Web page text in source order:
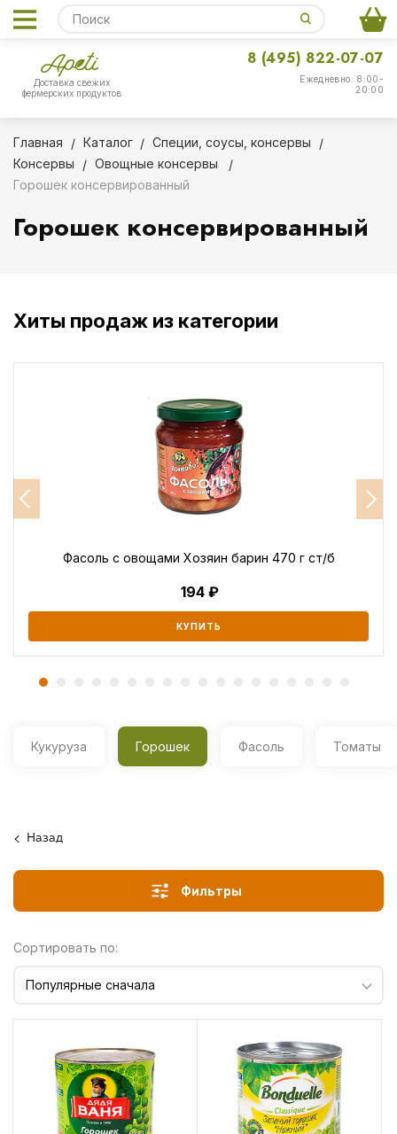
Доставка свежих
фермерских продуктов
Ежедневно: 8:00-
20:00
8 (495) 822-07-07
Главная Каталог
Специи, соусы, консервы
Консервы
Овощные консервы
Горошек консервированный
Горошек консервированный
Хиты продаж из категории
Фасоль с овощами Хозяин барин 470 г ст/б
194
КУПИТЬ
Кукуруза Горошек Фасоль Томаты
Назад
Фильтры
Сортировать по:
Популярные сначала